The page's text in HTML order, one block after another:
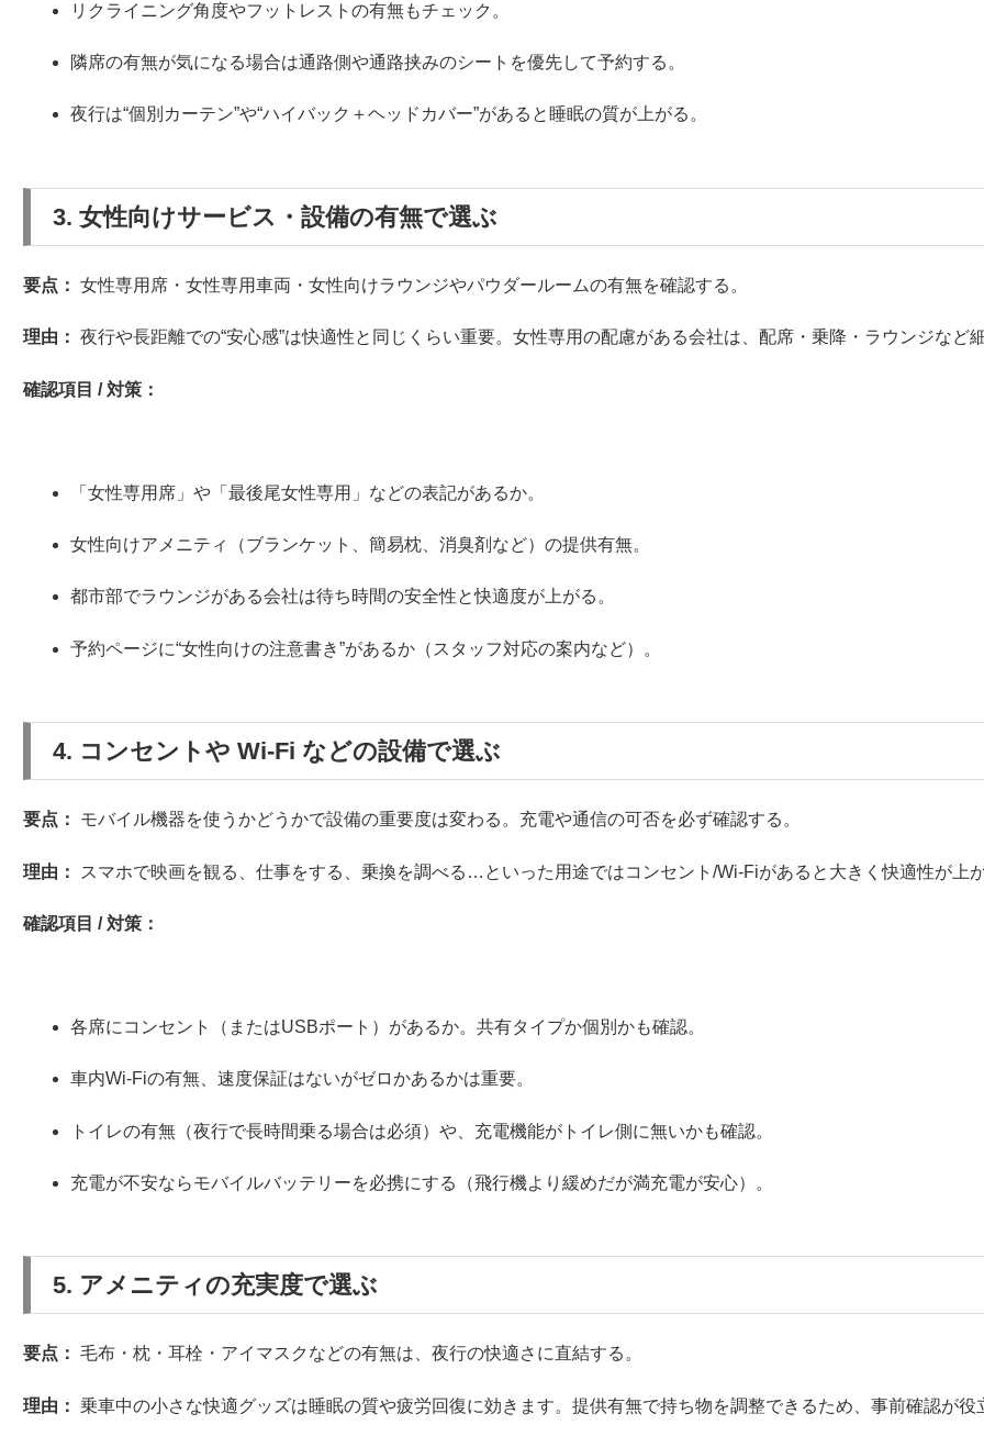
リクライニング角度やフットレストの有無もチェック。
隣席の有無が気になる場合は通路側や通路挟みのシートを優先して予約する。
夜行は“個別カーテン”や“ハイバック＋ヘッドカバー”があると睡眠の質が上がる。
3. 女性向けサービス・設備の有無で選ぶ
要点： 女性専用席・女性専用車両・女性向けラウンジやパウダールームの有無を確認する。
理由： 夜行や長距離での“安心感”は快適性と同じくらい重要。女性専用の配慮がある会社は、配席・乗降・ラウンジなど
確認項目 / 対策：
「女性専用席」や「最後尾女性専用」などの表記があるか。
女性向けアメニティ（ブランケット、簡易枕、消臭剤など）の提供有無。
都市部でラウンジがある会社は待ち時間の安全性と快適度が上がる。
予約ページに“女性向けの注意書き”があるか（スタッフ対応の案内など）。
4. コンセントや Wi-Fi などの設備で選ぶ
要点： モバイル機器を使うかどうかで設備の重要度は変わる。充電や通信の可否を必ず確認する。
理由： スマホで映画を観る、仕事をする、乗換を調べる…といった用途ではコンセント/Wi-Fiがあると大きく快適性が上
確認項目 / 対策：
各席にコンセント（またはUSBポート）があるか。共有タイプか個別かも確認。
車内Wi-Fiの有無、速度保証はないがゼロかあるかは重要。
トイレの有無（夜行で長時間乗る場合は必須）や、充電機能がトイレ側に無いかも確認。
充電が不安ならモバイルバッテリーを必携にする（飛行機より緩めだが満充電が安心）。
5. アメニティの充実度で選ぶ
要点： 毛布・枕・耳栓・アイマスクなどの有無は、夜行の快適さに直結する。
理由： 乗車中の小さな快適グッズは睡眠の質や疲労回復に効きます。提供有無で持ち物を調整できるため、事前確認が役